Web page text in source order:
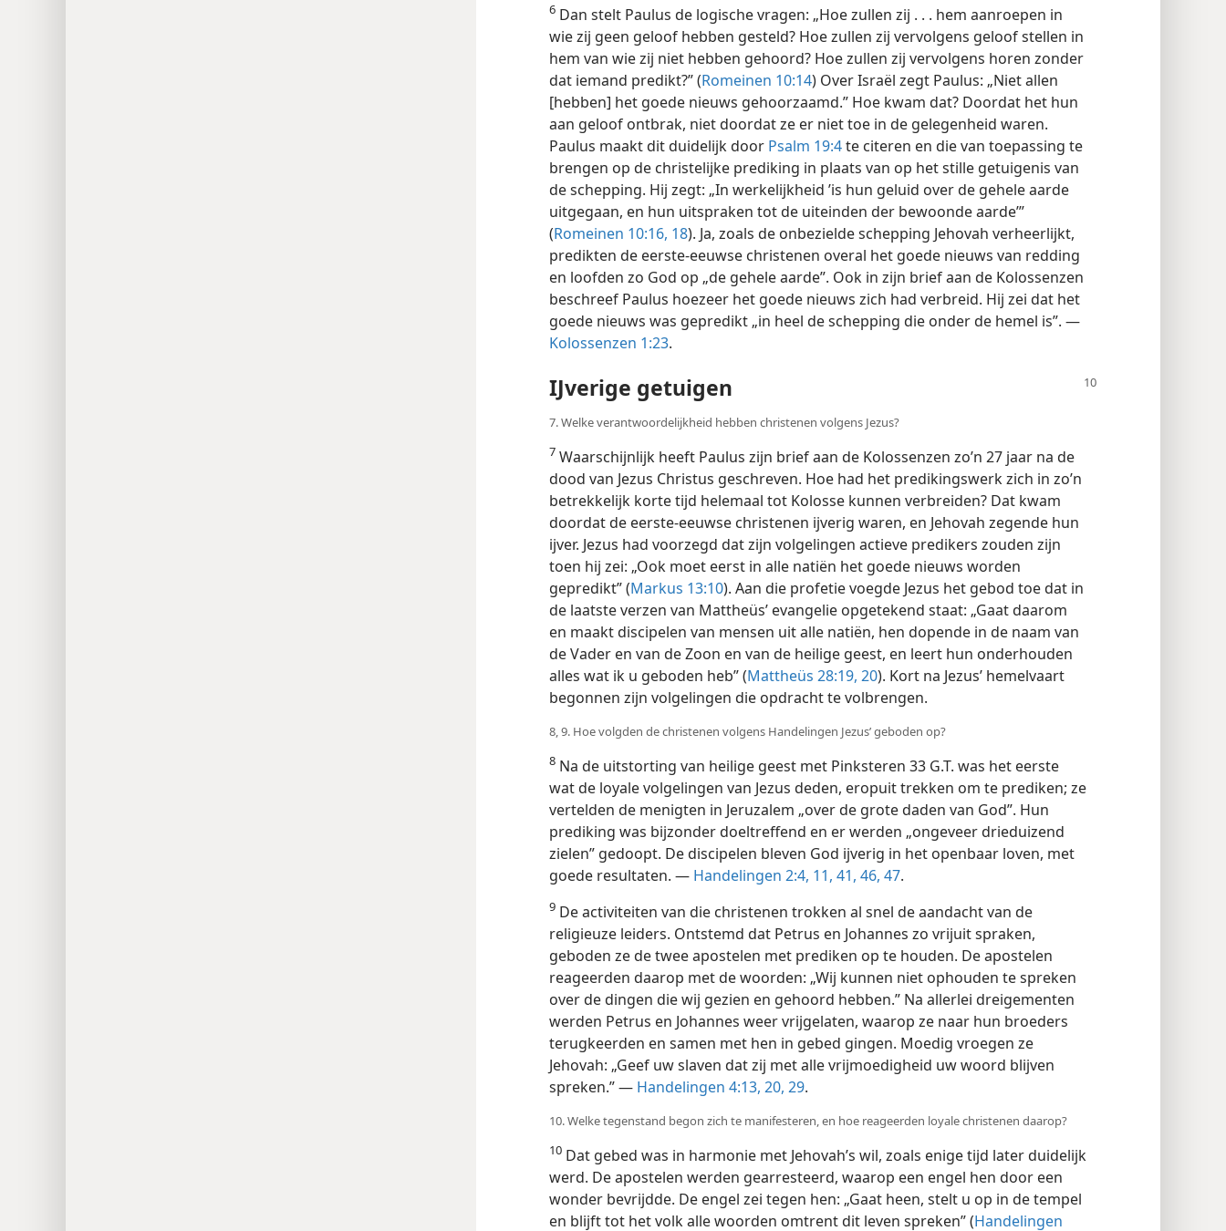
6 Dan stelt Paulus de logische vragen: „Hoe zullen zij . . . hem aanroepen in
wie zij geen geloof hebben gesteld? Hoe zullen zij vervolgens geloof stellen in
hem van wie zij niet hebben gehoord? Hoe zullen zij vervolgens horen zonder
dat iemand predikt?” (Romeinen 10:14) Over Israël zegt Paulus: „Niet allen
[hebben] het goede nieuws gehoorzaamd.” Hoe kwam dat? Doordat het hun
aan geloof ontbrak, niet doordat ze er niet toe in de gelegenheid waren.
Paulus maakt dit duidelijk door Psalm 19:4te citeren en die van toepassing te
brengen op de christelijke prediking in plaats van op het stille getuigenis van
de schepping. Hij zegt: „In werkelijkheid ’is hun geluid over de gehele aarde
uitgegaan, en hun uitspraken tot de uiteinden der bewoonde aarde’”
(Romeinen 10:16, 18). Ja, zoals de onbezielde schepping Jehovah verheerlijkt,
predikten de eerste-eeuwse christenen overal het goede nieuws van redding
en loofden zo God op „de gehele aarde”. Ook in zijn brief aan de Kolossenzen
beschreef Paulus hoezeer het goede nieuws zich had verbreid. Hij zei dat het
goede nieuws was gepredikt „in heel de schepping die onder de hemel is”. —
Kolossenzen 1:23.
IJverige getuigen
7. Welke verantwoordelijkheid hebben christenen volgens Jezus?
7 Waarschijnlijk heeft Paulus zijn brief aan de Kolossenzen zo’n 27 jaar na de
dood van Jezus Christus geschreven. Hoe had het predikingswerk zich in zo’n
betrekkelijk korte tijd helemaal tot Kolosse kunnen verbreiden? Dat kwam
doordat de eerste-eeuwse christenen ijverig waren, en Jehovah zegende hun
ijver. Jezus had voorzegd dat zijn volgelingen actieve predikers zouden zijn
toen hij zei: „Ook moet eerst in alle natiën het goede nieuws worden
gepredikt” (Markus 13:10). Aan die profetie voegde Jezus het gebod toe dat in
de laatste verzen van Mattheüs’ evangelie opgetekend staat: „Gaat daarom
en maakt discipelen van mensen uit alle natiën, hen dopende in de naam van
de Vader en van de Zoon en van de heilige geest, en leert hun onderhouden
alles wat ik u geboden heb” (Mattheüs 28:19, 20). Kort na Jezus’ hemelvaart
begonnen zijn volgelingen die opdracht te volbrengen.
8, 9. Hoe volgden de christenen volgens Handelingen Jezus’ geboden op?
8 Na de uitstorting van heilige geest met Pinksteren 33 G.T. was het eerste
wat de loyale volgelingen van Jezus deden, eropuit trekken om te prediken; ze
vertelden de menigten in Jeruzalem „over de grote daden van God”. Hun
prediking was bijzonder doeltreffend en er werden „ongeveer drieduizend
zielen” gedoopt. De discipelen bleven God ijverig in het openbaar loven, met
goede resultaten. — Handelingen 2:4, 11, 41, 46, 47.
9 De activiteiten van die christenen trokken al snel de aandacht van de
religieuze leiders. Ontstemd dat Petrus en Johannes zo vrijuit spraken,
geboden ze de twee apostelen met prediken op te houden. De apostelen
reageerden daarop met de woorden: „Wij kunnen niet ophouden te spreken
over de dingen die wij gezien en gehoord hebben.” Na allerlei dreigementen
werden Petrus en Johannes weer vrijgelaten, waarop ze naar hun broeders
terugkeerden en samen met hen in gebed gingen. Moedig vroegen ze
Jehovah: „Geef uw slaven dat zij met alle vrijmoedigheid uw woord blijven
spreken.” — Handelingen 4:13, 20, 29.
10. Welke tegenstand begon zich te manifesteren, en hoe reageerden loyale christenen daarop?
10 Dat gebed was in harmonie met Jehovah’s wil, zoals enige tijd later duidelijk
werd. De apostelen werden gearresteerd, waarop een engel hen door een
wonder bevrijdde. De engel zei tegen hen: „Gaat heen, stelt u op in de tempel
en blijft tot het volk alle woorden omtrent dit leven spreken” (Handelingen